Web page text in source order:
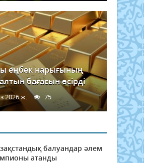
еңбек нарығының
алтын бағасын өсірді
2026 ж. 75
балуандар әлем
атанды